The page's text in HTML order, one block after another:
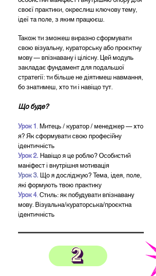
своєї практики, окреслиш ключову тему,
ідеї та поле, з яким працюєш.
Також ти зможеш виразно сформувати
свою візуальну, кураторську або проєктну
мову — впізнавану і цілісну. Цей модуль
закладає фундамент для подальшої
стратегії: ти більше не діятимеш навмання,
бо знатимеш, хто ти і навіщо тут.
Що буде?
Урок 1 Митець / куратор / менеджер — хто
я? Як сформувати свою професійну
ідентичність
Урок 2. Навіщо я це роблю? Особистий
маніфест і внутрішня мотивація
Урок 3. Що я досліджую? Тема, ідея, поле,
які формують твою практику
Урок 4. Стиль: як побудувати впізнавану
мову. Візуальна/кураторська/проєктна
ідентичність